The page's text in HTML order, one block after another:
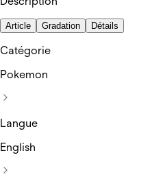
Article Gradation Détails
Catégorie
Pokemon
Langue
English